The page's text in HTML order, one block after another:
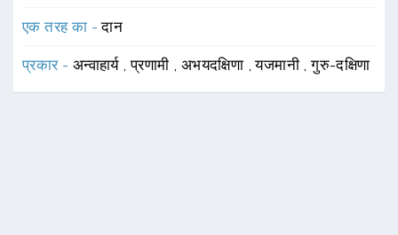
एक तरह का -दान
प्रकार - अन्वाहार्य ,प्रणामी , अभयदक्षिणा ,यजमानी ,गुरु-दक्षिणा